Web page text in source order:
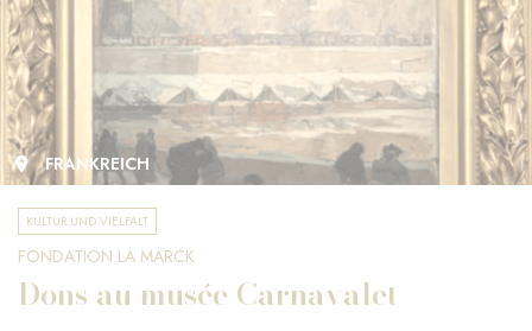
FRANKREICH
KULTUR UND VIELFALT
FONDATION LA MARCK
Dons au musée Carnavalet